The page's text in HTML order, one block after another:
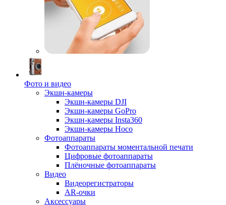
Фото и видео
Экшн-камеры
Экшн-камеры DJI
Экшн-камеры GoPro
Экшн-камеры Insta360
Экшн-камеры Hoco
Фотоаппараты
Фотоаппараты моментальной печати
Цифровые фотоаппараты
Плёночные фотоаппараты
Видео
Видеорегистраторы
AR-очки
Аксессуары